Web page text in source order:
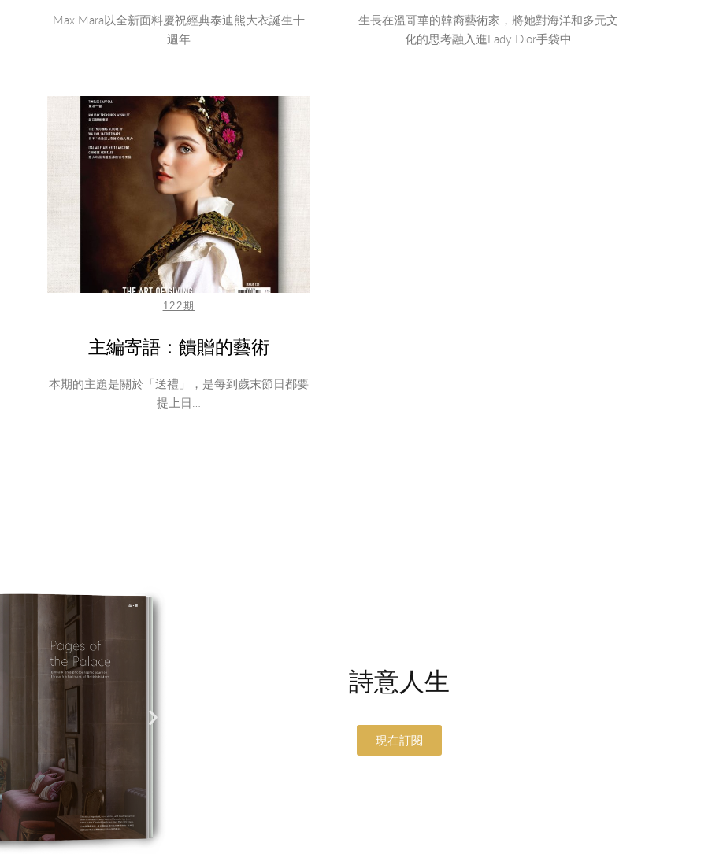
Max Mara以全新面料慶祝經典泰迪熊大衣誕生十
週年
生長在溫哥華的韓裔藝術家，將她對海洋和多元文
化的思考融入進Lady Dior手袋中
122期
主編寄語：饋贈的藝術
本期的主題是關於「送禮」，是每到歲末節日都要
提上日…
詩意人生
現在訂閱